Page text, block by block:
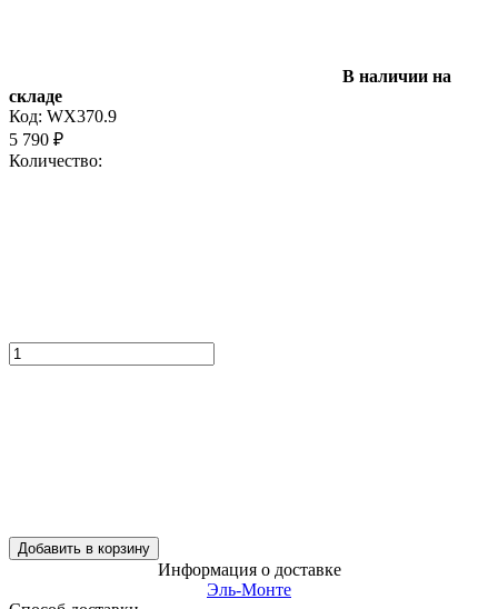
В наличии на
складе
Код: WX370.9
5 790 ₽
Количество:
Добавить в корзину
Информация о доставке
Эль-Монте